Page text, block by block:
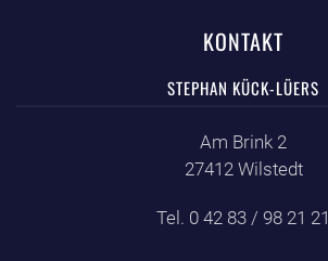
KONTAKT
STEPHAN KÜCK-LÜERS
Am Brink 2
27412 Wilstedt
Tel. 0 42 83 / 98 21 21